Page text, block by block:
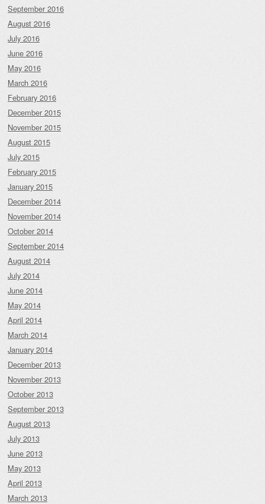
September 2016
August 2016
July 2016
June 2016
May 2016
March 2016
February 2016
December 2015
November 2015
August 2015
July 2015
February 2015
January 2015
December 2014
November 2014
October 2014
September 2014
August 2014
July 2014
June 2014
May 2014
April 2014
March 2014
January 2014
December 2013
November 2013
October 2013
September 2013
August 2013
July 2013
June 2013
May 2013
April 2013
March 2013